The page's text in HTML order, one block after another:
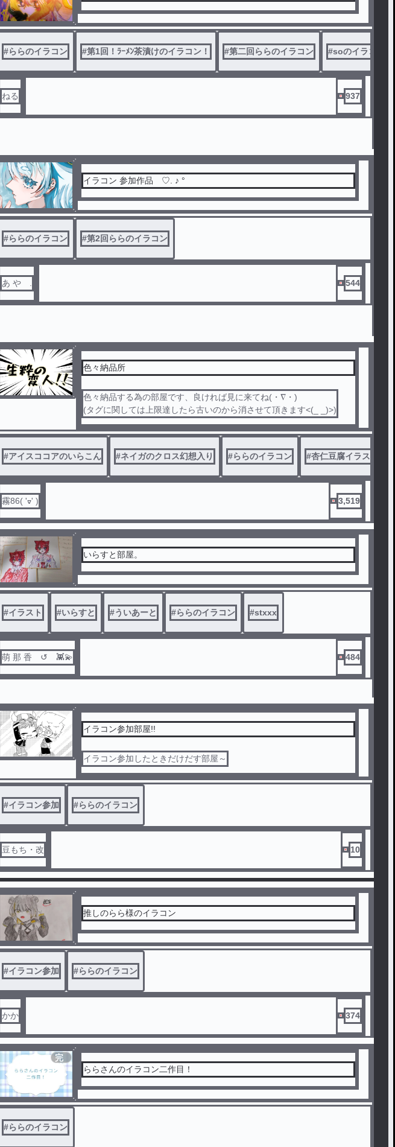
#
#ららのイラコン #第1回！ﾗｰﾒﾝ茶漬けのイラコン！ #第二回ららのイラコン #soのイラコン
ねる 937
#第2回ららのイラコン
イラコン 参加作品 ♡. ♪ °
#ららのイラコン #第2回ららのイラコン
あ や . 544
ト
色々納品所
色々納品する為の部屋です、良ければ見に来てね(・∇・)
(タグに関しては上限達したら古いのから消させて頂きます<(_ _)>)
#アイスココアのいらこん #ネイガのクロス幻想入り #ららのイラコン #杏仁豆腐イラストコ
霧86( 'ᢦ' ) 3,519
いらすと部屋。
#イラスト #いらすと #ういあーと #ららのイラコン #stxxx
萌 那 香 ↺ 👾💫 484
イラコン参加部屋!!
イラコン参加したときだけだす部屋～
#イラコン参加 #ららのイラコン
豆もち・改 10
推しのらら様のイラコン
#イラコン参加 #ららのイラコン
かか 374
完
結
ららさんのイラコン二作目！
#ららのイラコン